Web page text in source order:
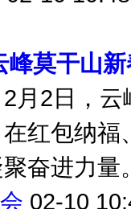
峰莫干山
月2日，
在红包纳
奋进力量